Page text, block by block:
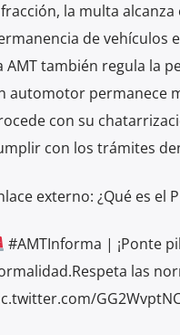
la multa alcanza
de vehículos
AMT también regula la
automotor permanece
con su
con los trámites
externo: ¿Qué es el
#AMTInforma | ¡Ponte
las